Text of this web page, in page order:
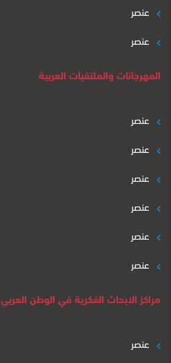
عنصر
عنصر
المهرجانات والملتقيات العربية
عنصر
عنصر
عنصر
عنصر
عنصر
عنصر
مراكز الابحاث الفكرية في الوطن العربي
عنصر